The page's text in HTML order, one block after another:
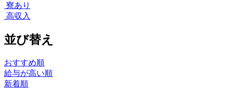
寮あり
高収入
並び替え
おすすめ順
給与が高い順
新着順